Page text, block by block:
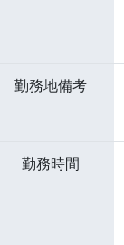
勤務地備考
勤務時間